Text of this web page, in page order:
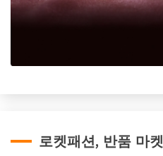
로켓패션, 반품 마켓